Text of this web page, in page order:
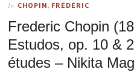
In CHOPIN, FRÉDÉRIC
Frederic Chopin
Estudos, op. 10 &
études – Nikita